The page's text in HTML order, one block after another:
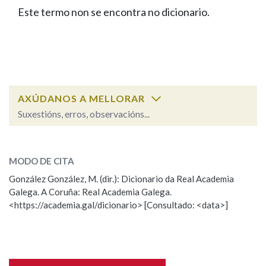
FIGURAS HOMENAXEADAS
PORTAL DAS PALABRAS
Facebook
TwitterYoutubeInstagram
Bluesky
BUSCAR NOS LEMAS
Remata por
BUSCAR NO CONTIDO
Nas definicións
Este termo non se encontra no dicionario.
AXÚDANOS A MELLORAR
Suxestións, erros, observacións...
Observación
Nome
MODO DE CITA
González González, M. (dir.): Dicionario da Real Academia
Galega. A Coruña: Real Academia Galega.
<https://academia.gal/dicionario> [Consultado: <data>]